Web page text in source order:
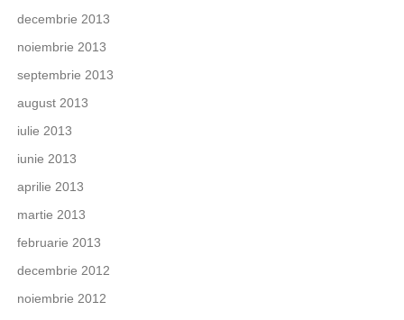
decembrie 2013
noiembrie 2013
septembrie 2013
august 2013
iulie 2013
iunie 2013
aprilie 2013
martie 2013
februarie 2013
decembrie 2012
noiembrie 2012